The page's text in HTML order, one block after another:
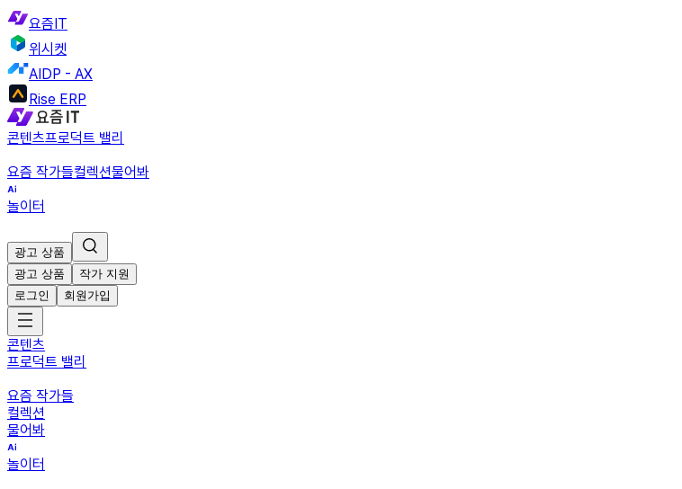
요즘IT
위시켓
AIDP - AX
Rise ERP
콘텐츠프로덕트 밸리
요즘 작가들컬렉션물어봐
놀이터
광고 상품
광고 상품
작가 지원
로그인
회원가입
콘텐츠
프로덕트 밸리
요즘 작가들
컬렉션
물어봐
놀이터